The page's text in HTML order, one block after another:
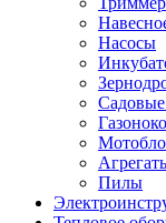
Насосы
Пилы